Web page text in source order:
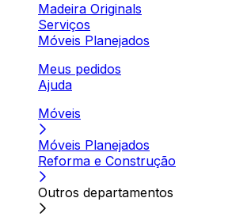
Madeira Originals
Serviços
Móveis Planejados
Meus pedidos
Ajuda
Móveis
Móveis Planejados
Reforma e Construção
Outros departamentos